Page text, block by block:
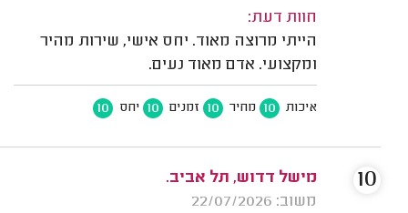
חוות דעת:
הייתי מרוצה מאוד. יחס אישי, שירות מהיר
ומקצועי. אדם מאוד נעים.
איכות 10 מחיר 10 זמנים 10 יחס 10
מישל דדוש, תל אביב.
משוב: 22/07/2026
10